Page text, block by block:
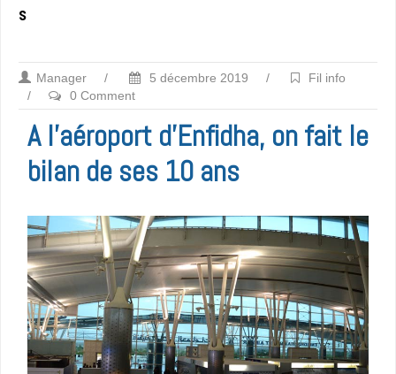
s
Manager / 5 décembre 2019 /
Fil info
/
0 Comment
A l’aéroport d’Enfidha, on fait le
bilan de ses 10 ans